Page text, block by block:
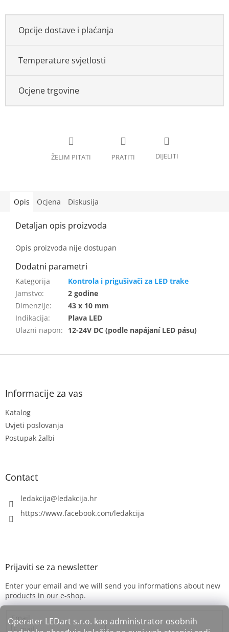
Operater LEDart s.r.o. kao administrator osobnih
Opcije dostave i plaćanja
Temperature svjetlosti
Ocjene trgovine
Opis Ocjena Diskusija
Opis proizvoda nije dostupan
Kontrola i prigušivači za LED trake
Jamstvo:
2 godine
Dimenzije:
43 x 10 mm
Indikacija:
Plava LED
Ulazni napon: 12-24V DC (podle napájaní LED pásu)
F
Informacije za vas
Katalog
Uvjeti poslovanja
Postupak žalbi
Contact
ledakcija@ledakcija.hr
https://www.facebook.com/ledakcija
Enter your email and we will send you informations about new
products in our e-shop.
Email